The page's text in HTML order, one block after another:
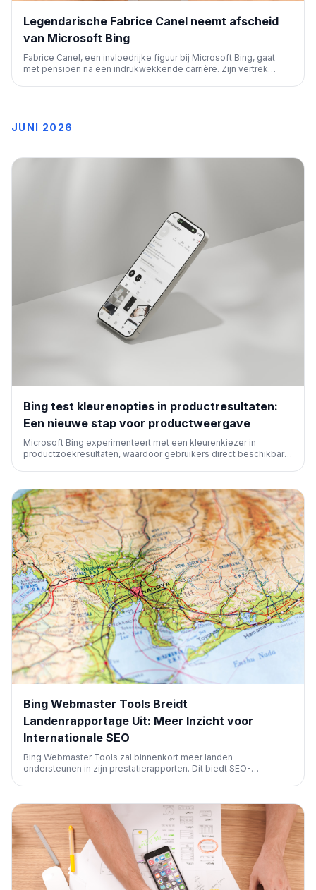
Legendarische Fabrice Canel neemt afscheid
van Microsoft Bing
Fabrice Canel, een invloedrijke figuur bij Microsoft Bing, gaat
met pensioen na een indrukwekkende carrière. Zijn vertrek
JUNI 2026
Bing test kleurenopties in productresultaten:
Een nieuwe stap voor productweergave
Microsoft Bing experimenteert met een kleurenkiezer in
productzoekresultaten, waardoor gebruikers direct beschikbare
commerce SEO.
Bing Webmaster Tools Breidt
Landenrapportage Uit: Meer Inzicht voor
Internationale SEO
Bing Webmaster Tools zal binnenkort meer landen
ondersteunen in zijn prestatierapporten. Dit biedt SEO-
aan de 'Rest van de Wereld'-groepering.